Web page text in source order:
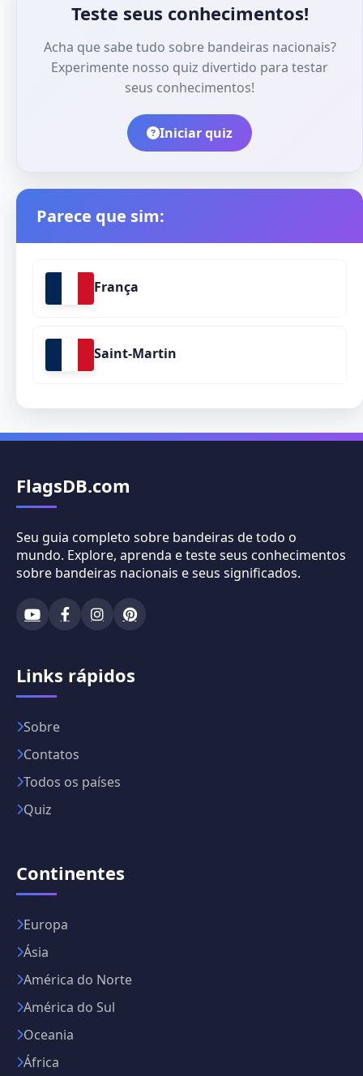
Teste seus conhecimentos!
Acha que sabe tudo sobre bandeiras nacionais?
Experimente nosso quiz divertido para testar
seus conhecimentos!
Iniciar quiz
Parece que sim:
França
Saint-Martin
FlagsDB.com
Seu guia completo sobre bandeiras de todo o
mundo. Explore, aprenda e teste seus conhecimentos
sobre bandeiras nacionais e seus significados.
Links rápidos
Sobre
Contatos
Todos os países
Quiz
Continentes
Europa
Ásia
América do Norte
América do Sul
Oceania
África